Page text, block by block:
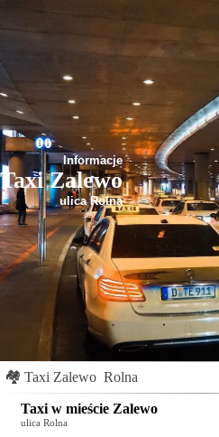
Informacje
Taxi Zalewo
ulica Rolna
🏘 Taxi Zalewo Rolna
Taxi w mieście Zalewo
ulica Rolna